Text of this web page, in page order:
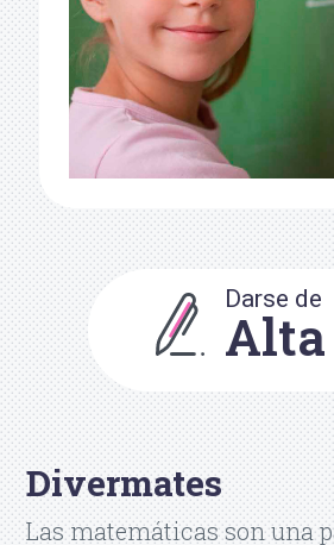
Darse de
Alta
Divermates
Las matemáticas son una